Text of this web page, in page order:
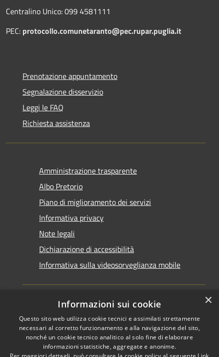
Centralino Unico: 099 4581111
PEC: protocollo.comunetaranto@pec.rupar.puglia.it
Prenotazione appuntamento
Segnalazione disservizio
Leggi le FAQ
Richiesta assistenza
Amministrazione trasparente
Albo Pretorio
Piano di miglioramento dei servizi
Informativa privacy
Note legali
Dichiarazione di accessibilità
Informativa sulla videosorveglianza mobile
RSS
Accessibilità
Copyright © 2026 • Comune di
Taranto • Powered by
Municipium•Accesso
×
Informazioni sui cookie
Questo sito web utilizza cookie tecnici e assimilati strettamente
necessari al corretto funzionamento e alla navigazione del sito,
nonché un cookie tecnico analitico al solo fine di elaborare
informazioni statistiche, aggregate e anonime.